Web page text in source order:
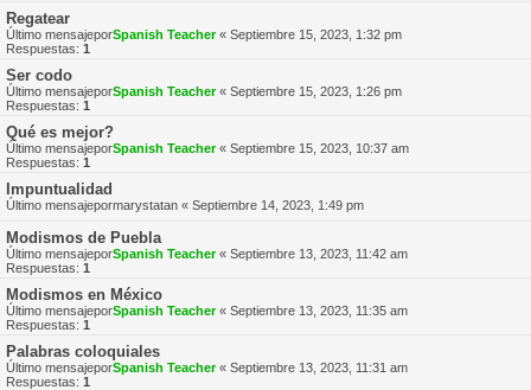
Regatear
Último mensajeporSpanish Teacher« Septiembre 15, 2023, 1:32 pm
Respuestas: 1
Ser codo
Último mensajeporSpanish Teacher« Septiembre 15, 2023, 1:26 pm
Respuestas: 1
Qué es mejor?
Último mensajeporSpanish Teacher« Septiembre 15, 2023, 10:37 am
Respuestas: 1
Impuntualidad
Último mensajepormarystatan « Septiembre 14, 2023, 1:49 pm
Modismos de Puebla
Último mensajeporSpanish Teacher« Septiembre 13, 2023, 11:42 am
Respuestas: 1
Modismos en México
Último mensajeporSpanish Teacher« Septiembre 13, 2023, 11:35 am
Respuestas: 1
Palabras coloquiales
Último mensajeporSpanish Teacher« Septiembre 13, 2023, 11:31 am
Respuestas: 1